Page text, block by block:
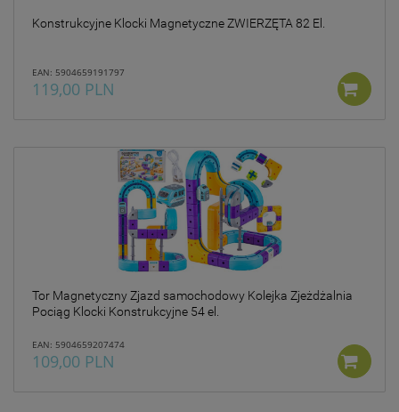
Konstrukcyjne Klocki Magnetyczne ZWIERZĘTA 82 El.
EAN: 5904659191797
119,00 PLN
Tor Magnetyczny Zjazd samochodowy Kolejka Zjeżdżalnia
Pociąg Klocki Konstrukcyjne 54 el.
EAN: 5904659207474
109,00 PLN